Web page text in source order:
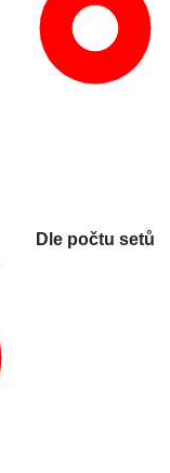
Dle počtu setů